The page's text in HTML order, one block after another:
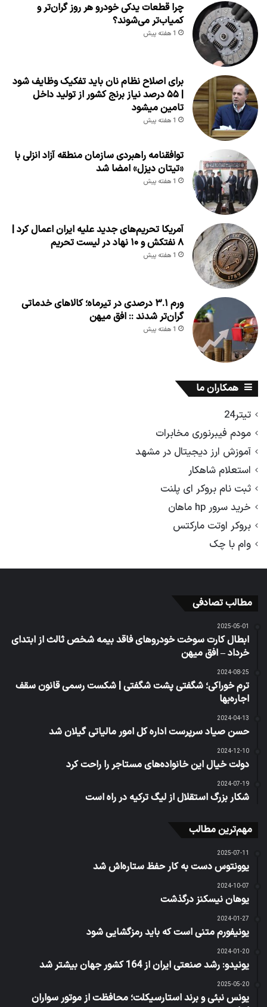
چرا قطعات یدکی خودرو هر روز گران‌تر و
کمیاب‌تر می‌شوند؟
1 هفته پیش
برای اصلاح نظام نان باید تفکیک وظایف شود
| ۵۵ درصد نیاز برنج کشور از تولید داخل
تامین میشود
1 هفته پیش
توافقنامه راهبردی سازمان منطقه آزاد انزلی با
«تیتان دیزل» امضا شد
1 هفته پیش
آمریکا تحریم‌های جدید علیه ایران اعمال کرد |
۸ نفتکش و ۱۰ نهاد در لیست تحریم
1 هفته پیش
ورم ۳.۱ درصدی در تیرماه؛ کالاهای خدماتی
گران‌تر شدند :: افق میهن
1 هفته پیش
همکاران ما
تیتر24
مودم فیبرنوری مخابرات
آموزش ارز دیجیتال در مشهد
استعلام شاهکار
ثبت نام بروکر ای پلنت
خرید سرور hp ماهان
بروکر اوتت مارکتس
وام با چک
مطالب تصادفی
2025-05-01
ابطال کارت سوخت خودروهای فاقد بیمه شخص ثالث از ابتدای
خرداد – افق میهن
2024-08-25
ترم خوراکی؛ شگفتی پشت شگفتی | شکست رسمی قانون سقف
اجاره‌بها
2024-04-13
حسن صیاد سرپرست اداره کل امور مالیاتی گیلان شد
2024-12-10
دولت خیال این خانواده‌های مستاجر را راحت کرد
2024-07-19
شکار بزرگ استقلال از لیگ ترکیه در راه است
مهم‌ترین مطالب
2025-07-11
یوونتوس دست به کار حفظ ستاره‌اش شد
2024-10-07
یوهان نیسکنز درگذشت
2024-01-27
یونیفورم متنی است که باید رمزگشایی شود
2024-01-20
یونیدو: رشد صنعتی ایران از 164 کشور جهان بیشتر شد
2025-05-20
یونس نبئی و برند استارسیکلت؛ محافظت از موتور سواران